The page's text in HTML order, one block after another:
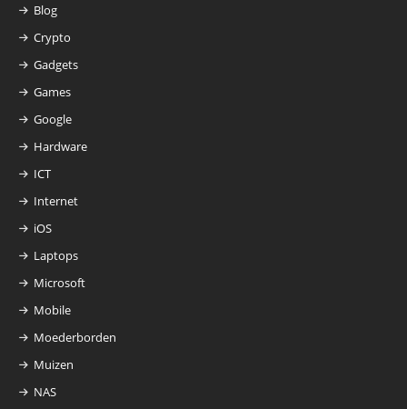
Blog
Crypto
Gadgets
Games
Google
Hardware
ICT
Internet
iOS
Laptops
Microsoft
Mobile
Moederborden
Muizen
NAS